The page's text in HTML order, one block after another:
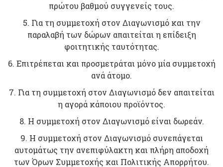
πρώτου βαθμού συγγενείς τους.
5. Για τη συμμετοχή στον Διαγωνισμό και την
παραλαβή των δώρων απαιτείται η επίδειξη
φοιτητικής ταυτότητας.
6. Επιτρέπεται και προσμετράται μόνο μία συμμετοχή
ανά άτομο.
7. Για τη συμμετοχή στον Διαγωνισμό δεν απαιτείται
η αγορά κάποιου προϊόντος.
8. Η συμμετοχή στον Διαγωνισμό είναι δωρεάν.
9. Η συμμετοχή στον Διαγωνισμό συνεπάγεται
αυτομάτως την ανεπιφύλακτη και πλήρη αποδοχή
των Όρων Συμμετοχής και Πολιτικής Απορρήτου.